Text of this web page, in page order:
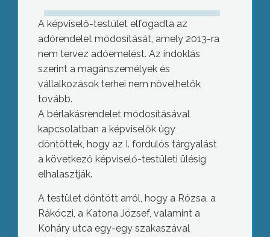
A képviselő-testület elfogadta az
adórendelet módosítását, amely 2013-ra
nem tervez adóemelést. Az indoklás
szerint a magánszemélyek és
vállalkozások terhei nem növelhetők
tovább.
A bérlakásrendelet módosításával
kapcsolatban a képviselők úgy
döntöttek, hogy az I. fordulós tárgyalást
a következő képviselő-testületi ülésig
elhalasztják.
A testület döntött arról, hogy a Rózsa, a
Rákóczi, a Katona József, valamint a
Koháry utca egy-egy szakaszával